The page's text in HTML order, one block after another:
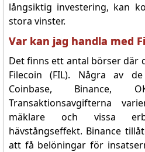
långsiktig investering, kan
stora vinster.
Var kan jag handla med
Det finns ett antal börser där
Filecoin (FIL). Några av
Coinbase, Binance,
Transaktionsavgifterna
mäklare och vissa
hävstångseffekt. Binance
att få belöningar för